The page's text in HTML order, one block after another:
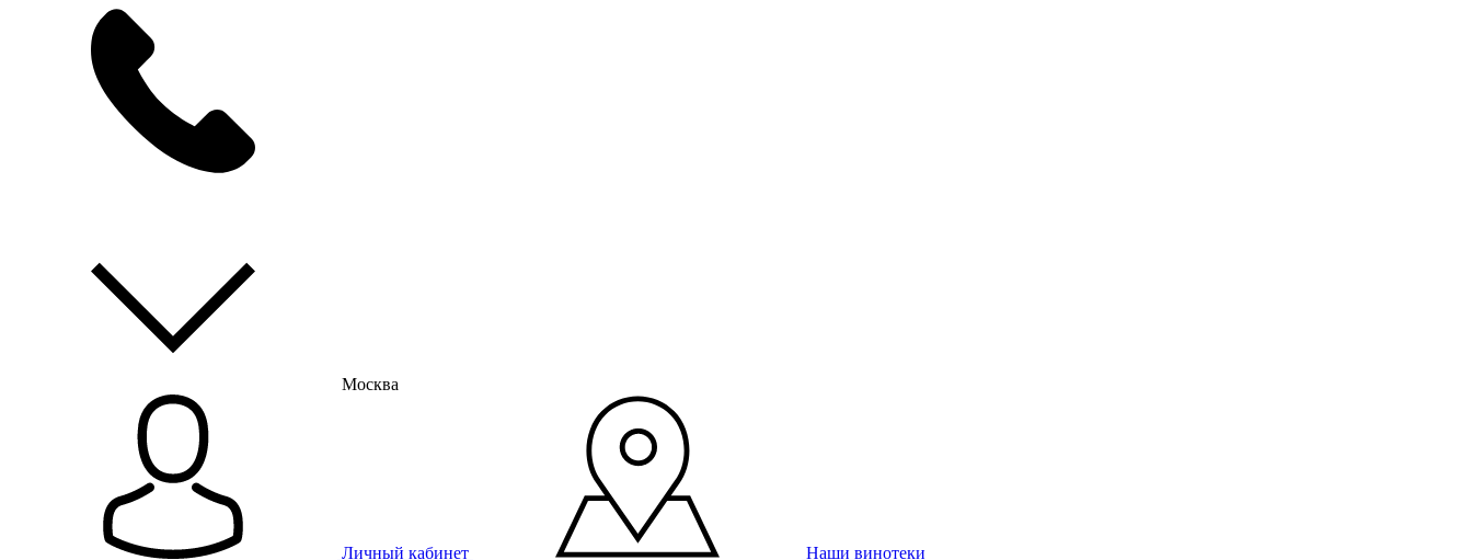
Москва
Личный кабинет Наши винотеки